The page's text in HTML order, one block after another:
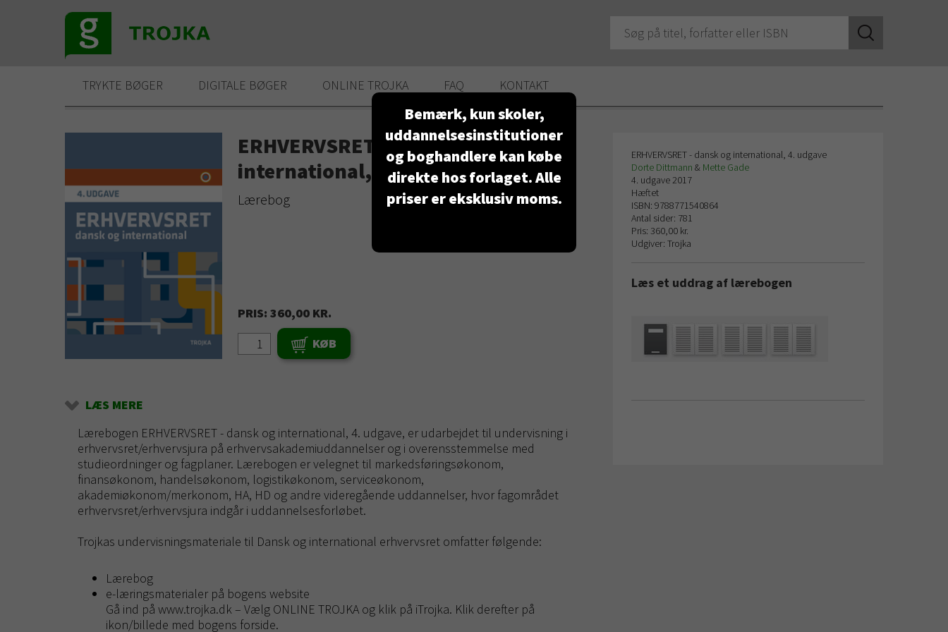
TRYKTE BØGER DIGITALE BØGER ONLINE TROJKA FAQ KONTAKT
ERHVERVSRET - dansk og
international, 4. udgave
Lærebog
PRIS: 360,00 KR.
KØB
LÆS MERE
Lærebogen ERHVERVSRET - dansk og international, 4. udgave, er udarbejdet til undervisning i
erhvervsret/erhvervsjura på erhvervsakademiuddannelser og i overensstemmelse med
studieordninger og fagplaner. Lærebogen er velegnet til markedsføringsøkonom,
finansøkonom, handelsøkonom, logistikøkonom, serviceøkonom,
akademiøkonom/merkonom, HA, HD og andre videregående uddannelser, hvor fagområdet
erhvervsret/erhvervsjura indgår i uddannelsesforløbet.
Trojkas undervisningsmateriale til Dansk og international erhvervsret omfatter følgende:
Lærebog
e-læringsmaterialer på bogens website
Gå ind på www.trojka.dk – Vælg ONLINE TROJKA og klik på iTrojka. Klik derefter på
ikon/billede med bogens forside.
ERHVERVSRET - dansk og international, 4. udgave
Dorte Dittmann & Mette Gade
4. udgave 2017
Hæftet
ISBN: 9788771540864
Antal sider: 781
Pris: 360,00 kr.
Udgiver: Trojka
Læs et uddrag af lærebogen
Bemærk, kun skoler,
uddannelsesinstitutioner
og boghandlere kan købe
direkte hos forlaget. Alle
priser er eksklusiv moms.